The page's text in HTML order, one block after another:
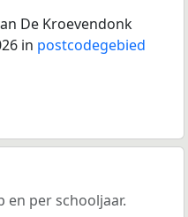
De Kroevendonk
in postcodegebied
per schooljaar.